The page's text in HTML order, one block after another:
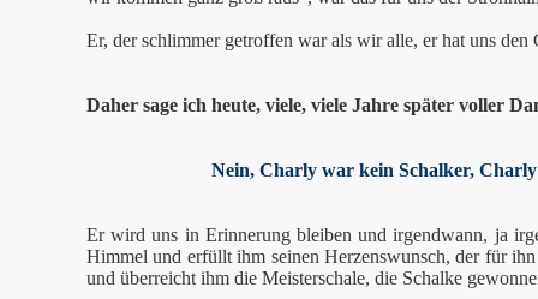
Er, der schlimmer getroffen war als wir alle, er hat uns den
Daher sage ich heute, viele, viele Jahre später voller
Nein, Charly war kein Schalker,
Er wird uns in Erinnerung bleiben und irgendwann, ja
Himmel und erfüllt ihm seinen Herzenswunsch, der für
und überreicht ihm die Meisterschale, die Schalke